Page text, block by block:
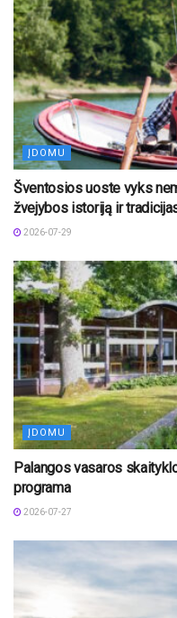
ĮDOMU
Šventosios uoste vyks
žvejybos istoriją ir
2026-07-29
ĮDOMU
Palangos vasaros
programa
2026-07-27